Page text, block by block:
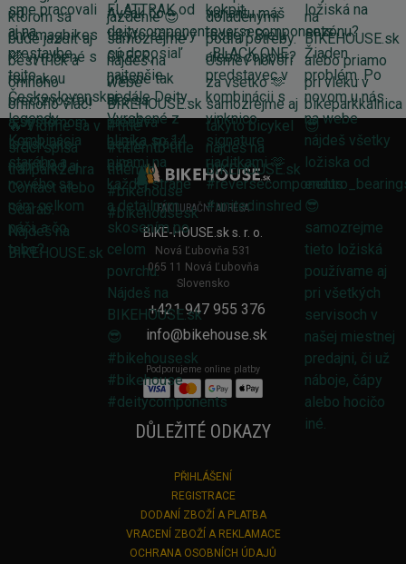
FAKTURAČNÍ ADRESA
BIKE-HOUSE.sk s. r. o.
Nová Ľubovňa 531
065 11 Nová Ľubovňa
Slovensko
+421 947 955 376
info@bikehouse.sk
Podporujeme online platby
DŮLEŽITÉ ODKAZY
PŘIHLÁŠENÍ
REGISTRACE
DODANÍ ZBOŽÍ A PLATBA
VRACENÍ ZBOŽÍ A REKLAMACE
OCHRANA OSOBNÍCH ÚDAJŮ